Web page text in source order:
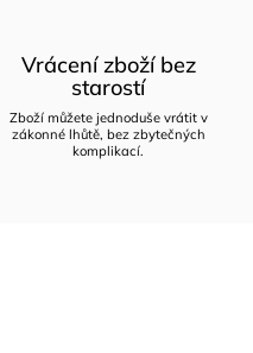
Vrácení zboží bez
starostí
Zboží můžete jednoduše vrátit v
zákonné lhůtě, bez zbytečných
komplikací.